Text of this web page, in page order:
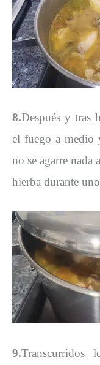
8.Después y tras
el fuego a medio
no se agarre nada
hierba durante
9.Transcurridos